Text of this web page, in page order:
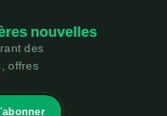
nouvelles
des
offres